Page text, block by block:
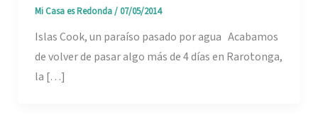
Mi Casa es Redonda/ 07/05/2014
Islas Cook, un paraíso pasado por agua Acabamos
de volver de pasar algo más de 4 días en Rarotonga,
la […]